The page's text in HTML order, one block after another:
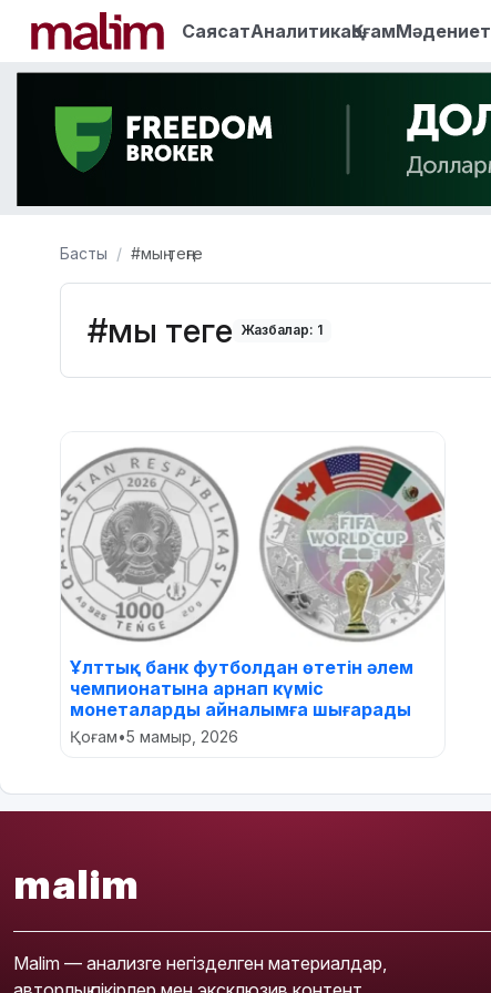
СаясатАналитикаҚоғамМәдениет
Басты #мың теңге
#мың теңге Жазбалар: 1
Ұлттық банк футболдан өтетін әлем
чемпионатына арнап күміс
монеталарды айналымға шығарады
Қоғам•5 мамыр, 2026
malim
Malim — анализге негізделген материалдар,